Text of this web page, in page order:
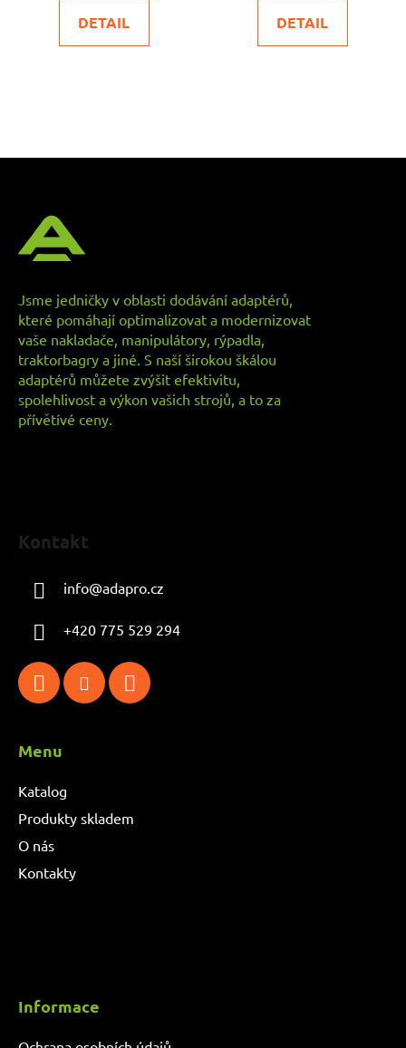
DETAIL DETAIL
Jsme jedničky v oblasti dodávání adaptérů,
které pomáhají optimalizovat a modernizovat
vaše nakladače, manipulátory, rýpadla,
traktorbagry a jiné. S naší širokou škálou
adaptérů můžete zvýšit efektivitu,
spolehlivost a výkon vašich strojů, a to za
přívětívé ceny.
Kontakt
info@adapro.cz
+420 775 529 294
Menu
Katalog
Produkty skladem
O nás
Kontakty
Informace